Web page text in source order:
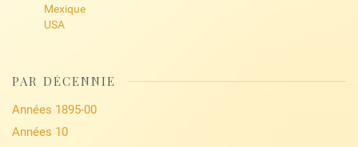
Mexique
USA
PAR DÉCENNIE
Années 1895-00
Années 10